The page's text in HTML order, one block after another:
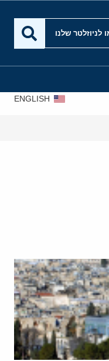
לניוזלטר שלנו
ENGLISH